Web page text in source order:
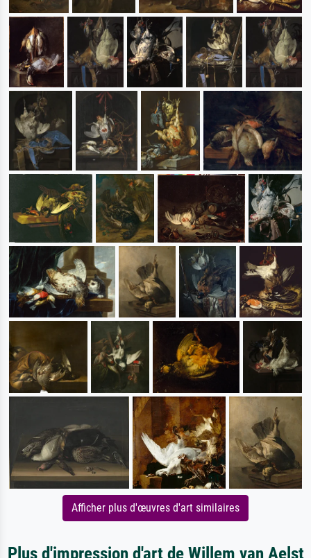
Afficher plus d'œuvres d'art similaires
Plus d'impression d'art de Willem van Aelst